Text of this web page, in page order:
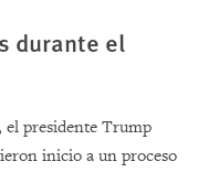
durante el
el presidente Trump
inicio a un proceso